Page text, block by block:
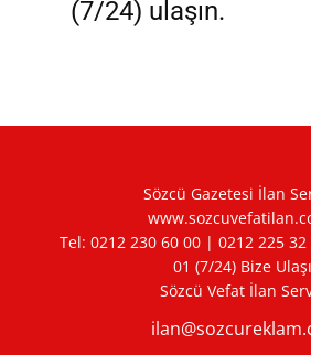
(7/24) ulaşın.
Sözcü Gazetesi İlan
Tel: 0212 230 60 00 | 0212 225 32
01 (7/24) Bize
Sözcü Vefat İlan